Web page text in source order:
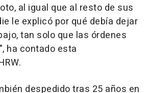
al igual que al resto de sus
le explicó por qué debía dejar
tan solo que las órdenes
ha contado esta
despedido tras 25 años en